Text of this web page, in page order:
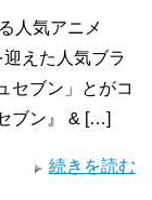
人気アニメ
えた人気ブラ
セブン」とがコ
ブン』 & […]
続きを読む